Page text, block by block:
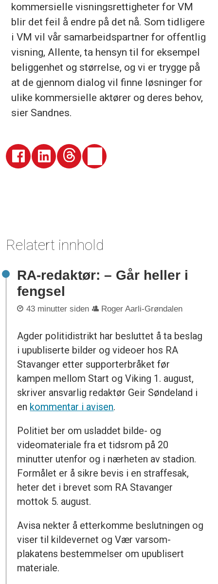
kommersielle visningsrettigheter for VM
blir det feil å endre på det nå. Som tidligere
i VM vil vår samarbeidspartner for offentlig
visning, Allente, ta hensyn til for eksempel
beliggenhet og størrelse, og vi er trygge på
at de gjennom dialog vil finne løsninger for
ulike kommersielle aktører og deres behov,
sier Sandnes.
Relatert innhold
RA-redaktør: – Går heller i
fengsel
43 minutter siden Roger Aarli-Grøndalen
Agder politidistrikt har besluttet å ta beslag
i upubliserte bilder og videoer hos RA
Stavanger etter supporterbråket før
kampen mellom Start og Viking 1. august,
skriver ansvarlig redaktør Geir Søndeland i
en kommentar i avisen.
Politiet ber om usladdet bilde- og
videomateriale fra et tidsrom på 20
minutter utenfor og i nærheten av stadion.
Formålet er å sikre bevis i en straffesak,
heter det i brevet som RA Stavanger
mottok 5. august.
Avisa nekter å etterkomme beslutningen og
viser til kildevernet og Vær varsom-
plakatens bestemmelser om upublisert
materiale.